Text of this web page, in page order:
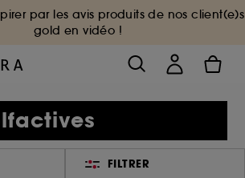
par les avis produits de nos client(e)s
gold en vidéo !
FILTRER